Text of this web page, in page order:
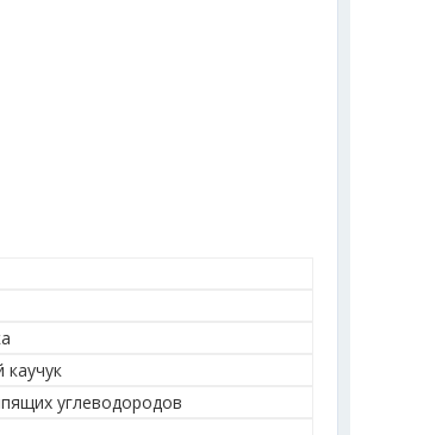
каучук
углеводородов